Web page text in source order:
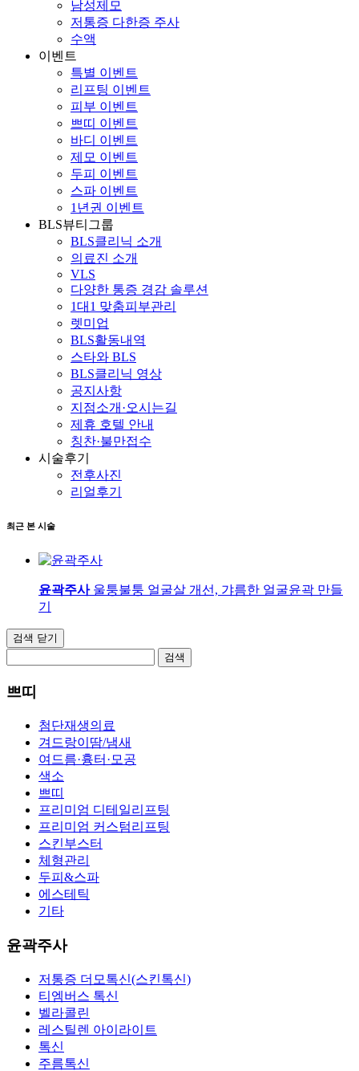
남성제모
저통증 다한증 주사
수액
이벤트
특별 이벤트
리프팅 이벤트
피부 이벤트
쁘띠 이벤트
바디 이벤트
제모 이벤트
두피 이벤트
스파 이벤트
1년권 이벤트
BLS뷰티그룹
BLS클리닉 소개
의료진 소개
VLS
다양한 통증 경감 솔루션
1대1 맞춤피부관리
렛미업
BLS활동내역
스타와 BLS
BLS클리닉 영상
공지사항
지점소개·오시는길
제휴 호텔 안내
칭찬·불만접수
시술후기
전후사진
리얼후기
최근 본 시술
윤곽주사 울퉁불퉁 얼굴살 개선, 갸름한 얼굴윤곽 만들
기
검색 닫기
검색
쁘띠
첨단재생의료
겨드랑이땀/냄새
여드름·흉터·모공
색소
쁘띠
프리미엄 디테일리프팅
프리미엄 커스텀리프팅
스킨부스터
체형관리
두피&스파
에스테틱
기타
윤곽주사
저통증 더모톡신(스킨톡신)
티엠버스 톡신
벨라콜린
레스틸렌 아이라이트
톡신
주름톡신